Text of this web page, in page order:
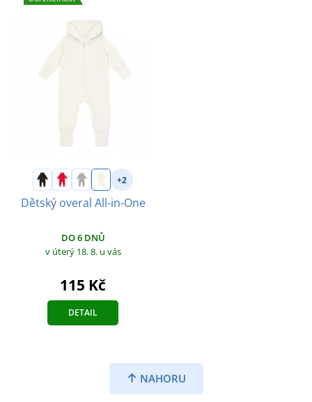
+2
Dětský overal All-in-One
DO 6 DNŮ
v úterý 18. 8. u vás
115 Kč
DETAIL
NAHORU